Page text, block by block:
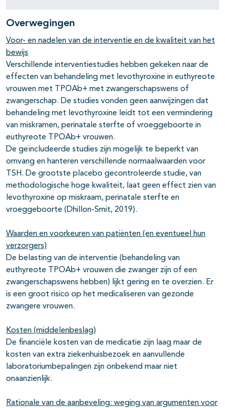
open- en dichtklappen
open- en dichtklappen
Overwegingen
Voor- en nadelen van de interventie en de kwaliteit van het
bewijs
Verschillende interventiestudies hebben gekeken naar de
effecten van behandeling met levothyroxine in euthyreote
vrouwen met TPOAb+ met zwangerschapswens of
zwangerschap. De studies vonden geen aanwijzingen dat
behandeling met levothyroxine leidt tot een vermindering
van miskramen, perinatale sterfte of vroeggeboorte in
euthyreote TPOAb+ vrouwen.
De geïncludeerde studies zijn mogelijk te beperkt van
omvang en hanteren verschillende normaalwaarden voor
TSH. De grootste placebo gecontroleerde studie, van
methodologische hoge kwaliteit, laat geen effect zien van
levothyroxine op miskraam, perinatale sterfte en
vroeggeboorte (Dhillon-Smit, 2019).
Waarden en voorkeuren van patiënten (en eventueel hun
verzorgers)
De belasting van de interventie (behandeling van
euthyreote TPOAb+ vrouwen die zwanger zijn of een
zwangerschapswens hebben) lijkt gering en te overzien. Er
is een groot risico op het medicaliseren van gezonde
zwangere vrouwen.
Kosten (middelenbeslag)
De financiële kosten van de medicatie zijn laag maar de
kosten van extra ziekenhuisbezoek en aanvullende
laboratoriumbepalingen zijn onbekend maar niet
onaanzienlijk.
Rationale van de aanbeveling: weging van argumenten voor